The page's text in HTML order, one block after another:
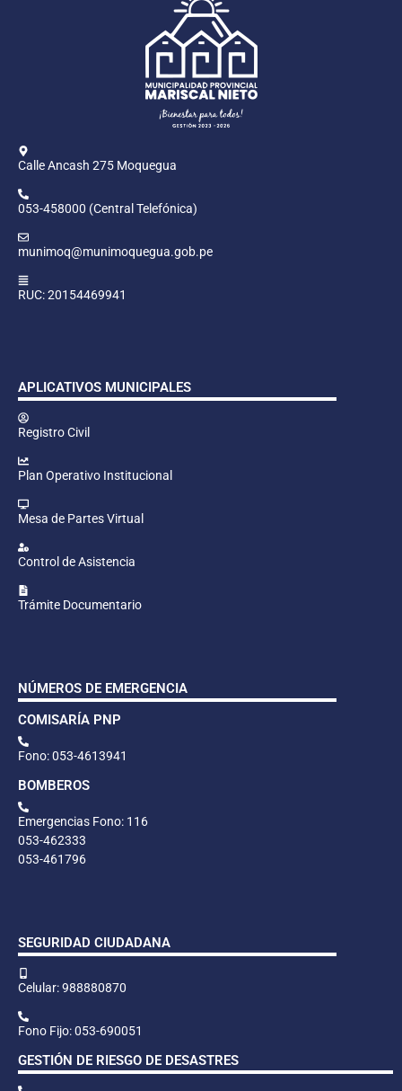
Calle Ancash 275 Moquegua
053-458000 (Central Telefónica)
munimoq@munimoquegua.gob.pe
RUC: 20154469941
APLICATIVOS MUNICIPALES
Registro Civil
Plan Operativo Institucional
Mesa de Partes Virtual
Control de Asistencia
Trámite Documentario
NÚMEROS DE EMERGENCIA
COMISARÍA PNP
Fono: 053-4613941
BOMBEROS
Emergencias Fono: 116
053-462333
053-461796
SEGURIDAD CIUDADANA
Celular: 988880870
Fono Fijo: 053-690051
GESTIÓN DE RIESGO DE DESASTRES